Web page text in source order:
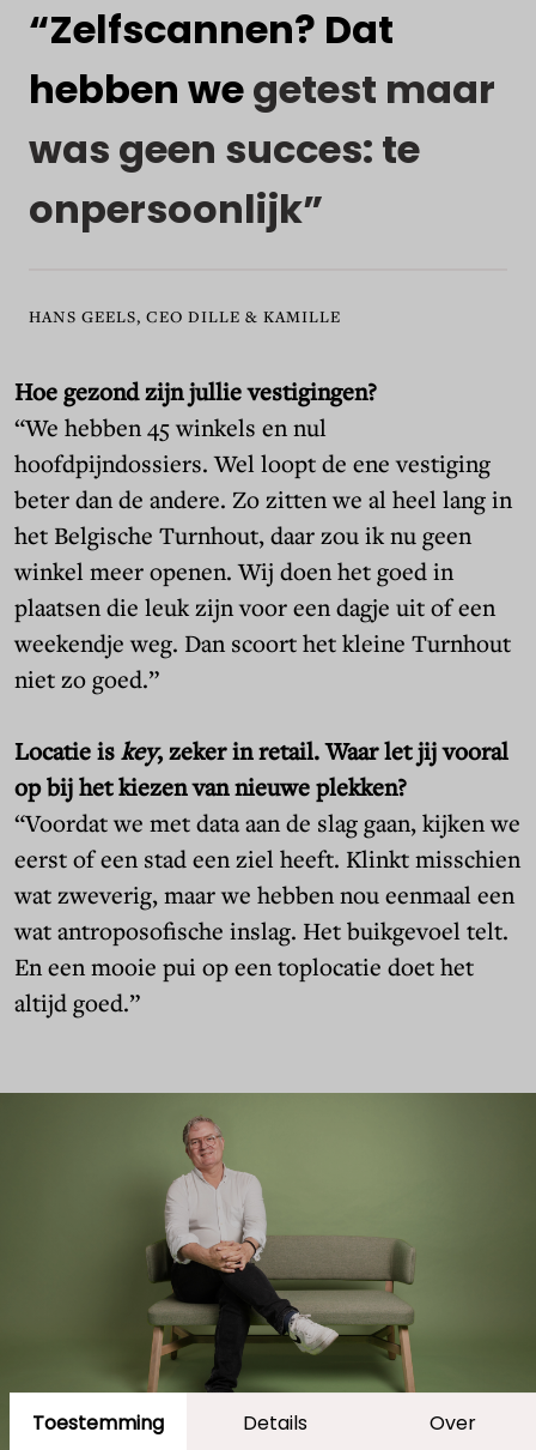
Toestemming Details Over
“Zelfscannen? Dat
hebben wegetest maar
was geen succes: te
onpersoonlijk”
HANS GEELS, CEO DILLE & KAMILLE
Hoe gezond zijn jullie vestigingen?
“We hebben 45 winkels en nul
hoofdpijndossiers. Wel loopt de ene vestiging
beter dan de andere. Zo zitten we al heel lang in
het Belgische Turnhout, daar zou ik nu geen
winkel meer openen. Wij doen het goed in
plaatsen die leuk zijn voor een dagje uit of een
weekendje weg. Dan scoort het kleine Turnhout
niet zo goed.”
Locatie iskey, zeker in retail. Waar let jij vooral
op bij het kiezen van nieuwe plekken?
“Voordat we met data aan de slag gaan, kijken we
eerst of een stad een ziel heeft. Klinkt misschien
wat zweverig, maar we hebben nou eenmaal een
wat antroposofische inslag. Het buikgevoel telt.
En een mooie pui op een toplocatie doet het
altijd goed.”